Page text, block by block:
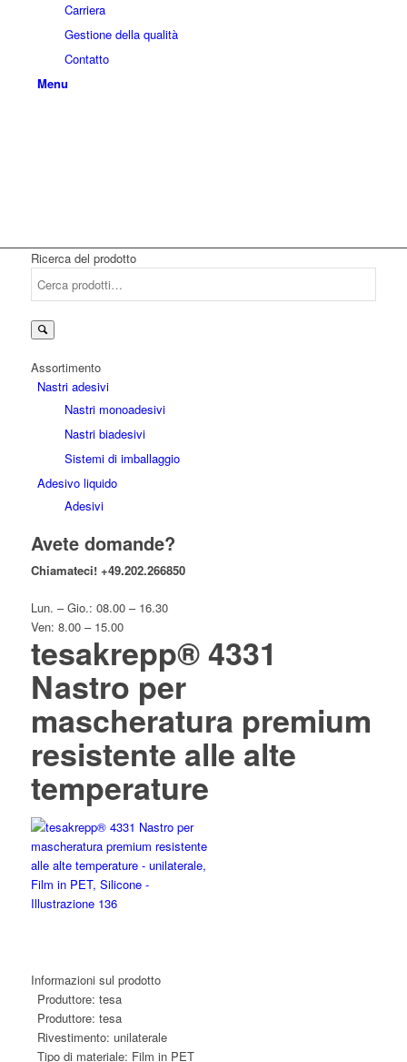
Carriera
Gestione della qualità
Contatto
Menu
Ricerca del prodotto
Assortimento
Nastri adesivi
Nastri monoadesivi
Nastri biadesivi
Sistemi di imballaggio
Adesivo liquido
Adesivi
Avete domande?
Chiamateci! +49.202.266850
Lun. – Gio.: 08.00 – 16.30
Ven: 8.00 – 15.00
tesakrepp® 4331
Nastro per
mascheratura premium
resistente alle alte
temperature
Informazioni sul prodotto
Produttore: tesa
Produttore: tesa
Rivestimento: unilaterale
Tipo di materiale: Film in PET